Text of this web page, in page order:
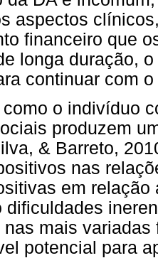
aspectos
financeiro que
longa duração,
continuar com
o indivíduo
produzem
& Barreto,
nas
em
dificuldades
mais
potencial para